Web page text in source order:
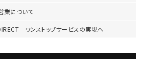
業について
ワンストップサービスの実現へ